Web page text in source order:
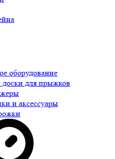
оборудование
для прыжков
и аксессуары